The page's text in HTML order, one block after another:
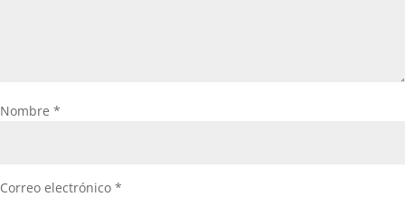
Nombre *
Correo electrónico *